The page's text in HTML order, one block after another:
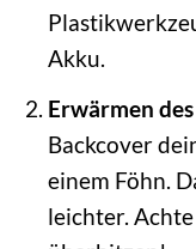
Akku.
Erwärmen
Backcover
einem Föhn.
leichter.